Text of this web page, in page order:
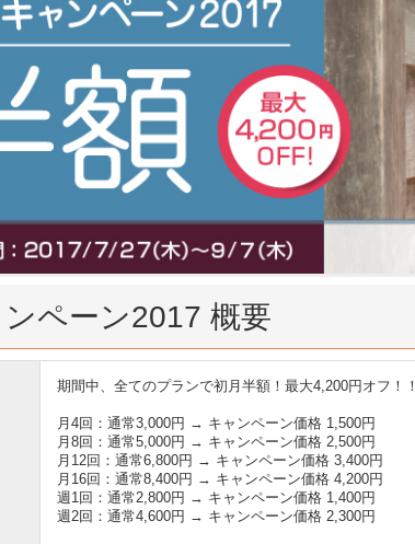
ペーン2017 概要
期間中、全てのプランで初月半額！最大4,200円オフ！！
月4回：通常3,000円 → キャンペーン価格 1,500円
月8回：通常5,000円 → キャンペーン価格 2,500円
月12回：通常6,800円 → キャンペーン価格 3,400円
月16回：通常8,400円 → キャンペーン価格 4,200円
週1回：通常2,800円 → キャンペーン価格 1,400円
週2回：通常4,600円 → キャンペーン価格 2,300円